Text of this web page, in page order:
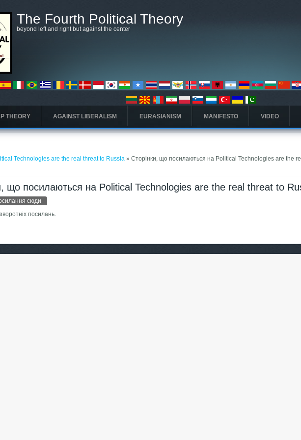
The Fourth Political Theory
beyond left and right but against the center
THEORY AGAINST LIBERALISM EURASIANISM MANIFESTO VIDEO
Technologies are the real threat to Russia » Сторінки, що посилаються на Political Technologies are the
що посилаються на Political Technologies are the real threat to
вкладки
сюди
посилань.